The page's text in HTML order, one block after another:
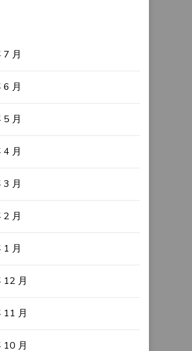
月
月
月
月
月
月
月
月
月
月